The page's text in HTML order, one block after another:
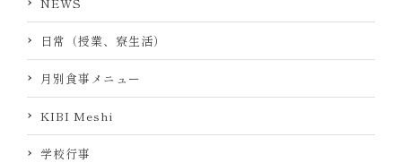
日常（授業、寮生活）
月別食事メニュー
KIBI Meshi
学校行事